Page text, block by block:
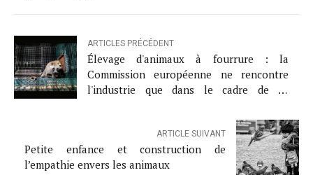
ARTICLES PRÉCÉDENT
Élevage d'animaux à fourrure : la
Commission européenne ne rencontre
l'industrie que dans le cadre de sa
interdiction ; une plainte a été déposée
auprès du médiateurARTICLE SUIVANT
Petite enfance et construction de
l’empathie envers les animaux